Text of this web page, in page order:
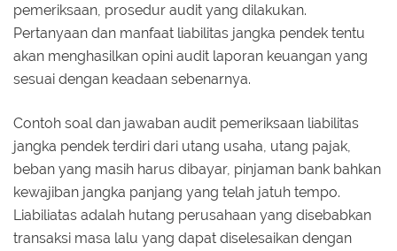
pemeriksaan, prosedur audit yang dilakukan.
Pertanyaan dan manfaat liabilitas jangka pendek tentu
akan menghasilkan opini audit laporan keuangan yang
sesuai dengan keadaan sebenarnya.
Contoh soal dan jawaban audit pemeriksaan liabilitas
jangka pendek terdiri dari utang usaha, utang pajak,
beban yang masih harus dibayar, pinjaman bank bahkan
kewajiban jangka panjang yang telah jatuh tempo.
Liabiliatas adalah hutang perusahaan yang disebabkan
transaksi masa lalu yang dapat diselesaikan dengan